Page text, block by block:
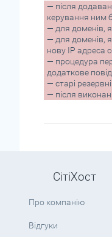
— після
керування ним
— для доменів,
— для доменів,
нову IP адреса
— процедура
додаткове
— старі
— після
СітіХост
Про компанію
Відгуки